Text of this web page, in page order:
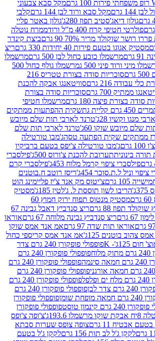
מקל סבא צבעוני
מקל סבא ורוד לבן 144 גרם
קלבי
תפוז 280ג'
גולון באטר פליי
400 מ"ל ורוד
ממרח נוטלה
70% 90 גרם
ביצת קינדר
פירות 40 יחידות 330 גרם
ריצ
כובע כחול לבן 500 גרם
מרשמלו
500 ג
מרשמלו גולף כחול 500
סוכריות סודה בצורת טטריס 216
סוויטאנגו אבקה להכנת
סוכריות סודה בצורת
180 גרם
מרשמלו חטיפי
שקית ההפתעות ממתקים
28ג'
טרנד לארבי תות שלם מיובש
60ג'
טרנד לארבי תות שלם
הפתעה טסהג'מבו טורטילה
טורטילה צ'יפס בטעם ברביקיו
תערובת להכנת צ'ורוס 500ג'
פילסברי
קרמל מלוח 453ג'
פילסברי קרם
454ג'
ריסז רוטב ח.בוטנים
צ'יטוס מק אנד צ'יז פליימינג הוט
לשון תוססת ל. ג'לטין 185ג'
מסטיק
מסטיק מנטוס תפוח ירוק חמוץ 60
ריצ סנדביץ דאבל גבינה 67
ריצ סנדביץ גבינה מלוחה 67 גרם
אוראו
שדה 97 גרם
אמ אנד אמס שוקו
125ג'
אמ אנד אמס קריספי כחול
פופפולי פופקורן 240 גרם צדר
פופפולי פופקורן 240 גרם
פופפולי פופקורן 240 גרם
פופפולי פופקורן 240 גרם
פופפולי פופקורן 240 גרם
פופפולי פופקורן 240 גרם
פופפולי פופקורן
פופפולי פופקורן
צ'ופה צ'ופס
צופה צופס שערות סבתא
לב תות 156 גרם
לקקן ג'ל בטעם